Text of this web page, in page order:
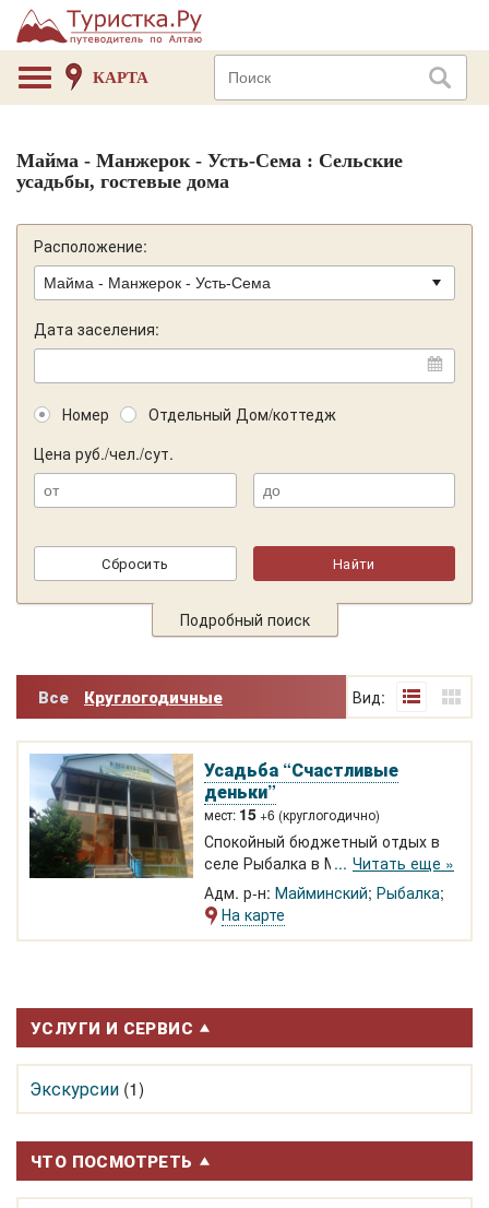
КАРТА
Майма - Манжерок - Усть-Сема : Сельские
усадьбы, гостевые дома
Расположение:
Дата заселения:
Номер
Отдельный Дом/коттедж
Цена руб./чел./сут.
Подробный поиск
Все Круглогодичные Вид:
Усадьба “Счастливые
деньки”
мест: 15+6 (круглогодично)
Спокойный бюджетный отдых в
селе Рыбалка в Майминском
районе. Экономичная усадьба
недалеко от берега Катуни.
Читать еще »
Адм. р-н: Майминский Рыбалка
На карте
УСЛУГИ И СЕРВИС
Экскурсии (1)
ЧТО ПОСМОТРЕТЬ